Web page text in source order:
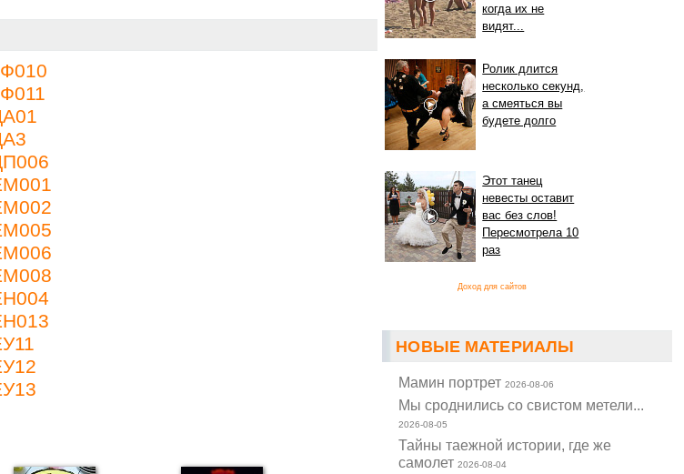
когда их не
видят...
Ролик длится
несколько секунд,
а смеяться вы
будете долго
Этот танец
невесты оставит
вас без слов!
Пересмотрела 10
раз
Доход для сайтов
НОВЫЕ МАТЕРИАЛЫ
Мамин портрет2026-08-06
Мы сроднились со свистом метели...
2026-08-05
Тайны таежной истории, где же
самолет2026-08-04